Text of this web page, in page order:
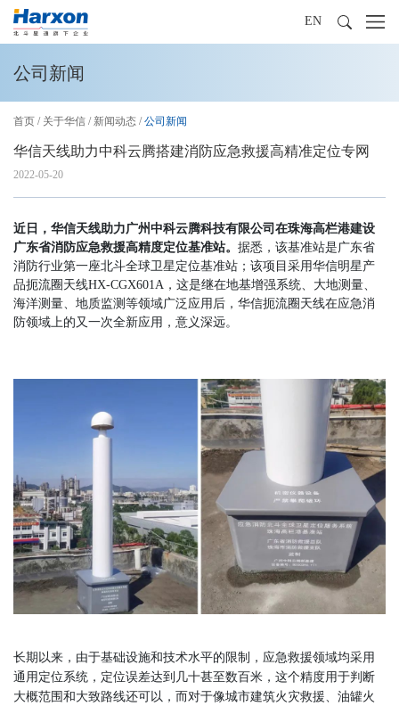
EN
公司新闻
首页 / 关于华信 / 新闻动态 / 公司新闻
华信天线助力中科云腾搭建消防应急救援高精准定位专网
2022-05-20
近日，华信天线助力广州中科云腾科技有限公司在珠海高栏港建设
广东省消防应急救援高精度定位基准站。 据悉，该基准站是广东省
消防行业第一座北斗全球卫星定位基准站；该项目采用华信明星产
品扼流圈天线HX-CGX601A，这是继在地基增强系统、大地测量、
海洋测量、地质监测等领域广泛应用后，华信扼流圈天线在应急消
防领域上的又一次全新应用，意义深远。
长期以来，由于基础设施和技术水平的限制，应急救援领域均采用
通用定位系统，定位误差达到几十甚至数百米，这个精度用于判断
大概范围和大致路线还可以，而对于像城市建筑火灾救援、油罐火